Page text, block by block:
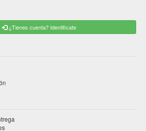
¿Tienes cuenta? Identificate